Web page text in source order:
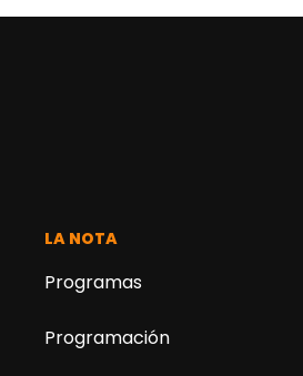
LA NOTA
Programas
Programación